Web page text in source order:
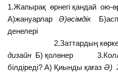
1.Жапырақ өрнегі қандай ою-
А)жануарлар Ә)өсімдік
2.Заттардың көркем
дизайн Б) қолөнер
білдіреді? А) Қиынды қағаз Ә)